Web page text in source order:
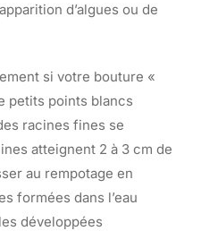
d’algues ou de
si votre bouture «
petits points blancs
racines fines se
atteignent 2 à 3 cm de
au rempotage en
formées dans l’eau
développées